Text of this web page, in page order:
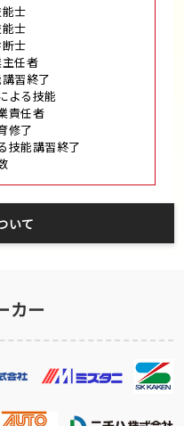
士
士
士
任者
習終了
よる技能
責任者
修了
技能講習終了
いて
カー